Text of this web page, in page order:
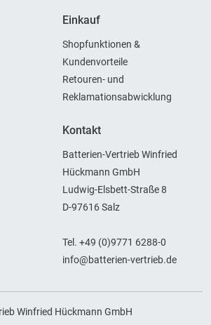
Einkauf
Shopfunktionen &
Kundenvorteile
Retouren- und
Reklamationsabwicklung
Kontakt
Batterien-Vertrieb Winfried
Hückmann GmbH
Ludwig-Elsbett-Straße 8
D-97616 Salz
Tel. +49 (0)9771 6288-0
info@batterien-vertrieb.de
Winfried Hückmann GmbH